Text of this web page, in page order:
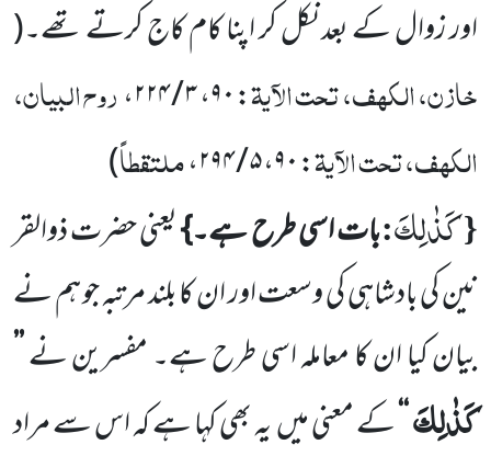
اور زوال کے بعد نکل کر اپنا کام کاج کرتے تھے۔(
خازن، الکہف، تحت الآیۃ: ۹۰، ۳ / ۲۲۴،
روح البیان،
الکہف، تحت الآیۃ: ۹۰، ۵ / ۲۹۴، ملتقطاً)
{كَذٰلِكَ:بات اسی طرح ہے۔}یعنی حضرت ذوالقر
نین کی بادشاہی کی وسعت اور ان کا بلند مرتبہ جو ہم نے
بیان کیاان کا معاملہ اسی طرح ہے۔ مفسرین نے’’
كَذٰلِكَ‘‘کے معنی میںیہ بھی کہا ہے کہ اس سے مراد